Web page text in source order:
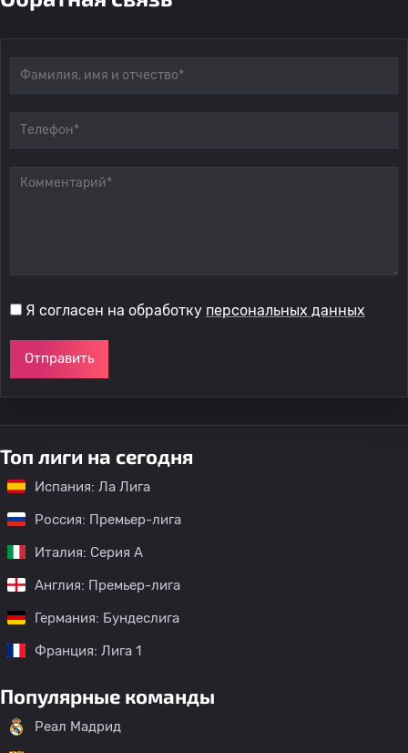
Я согласен на обработку персональных данных
Отправить
Топ лиги на сегодня
Испания: Ла Лига
Россия: Премьер-лига
Италия: Серия А
Англия: Премьер-лига
Германия: Бундеслига
Франция: Лига 1
Популярные команды
Реал Мадрид